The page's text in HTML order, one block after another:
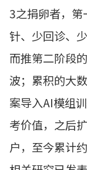
3之捐卵者，
针、少回诊、
而推第二阶段
波；累积的大
案导入AI模组
考价值，之后
户，至今累计约